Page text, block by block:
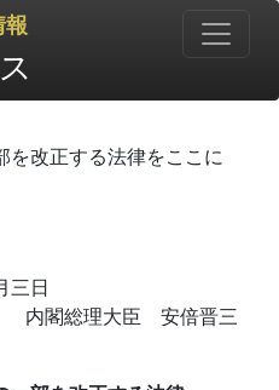
報
を改正する法律をここに
三日
内閣総理大臣 安倍晋三